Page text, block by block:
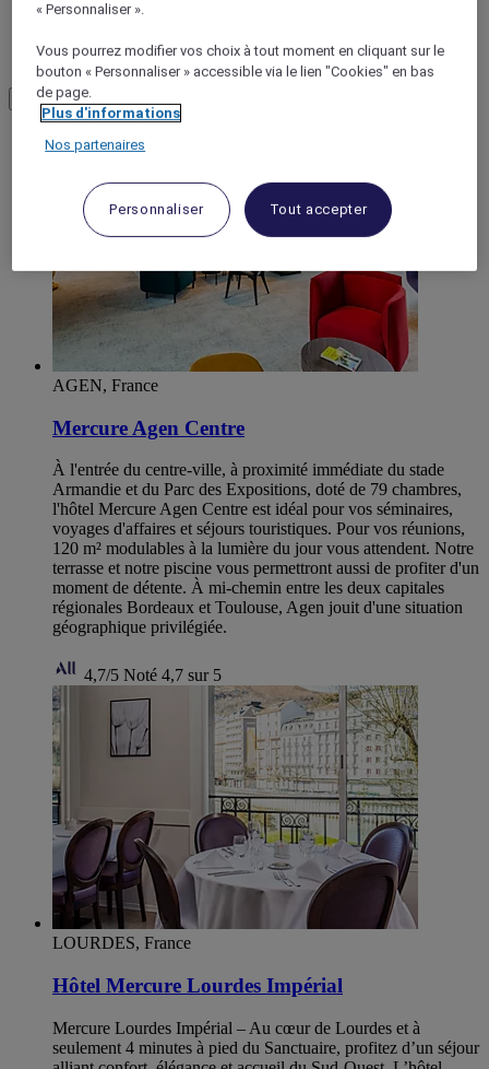
Load More Voir plus d'articles
AGEN, France
Mercure Agen Centre
À l'entrée du centre-ville, à proximité immédiate du stade
Armandie et du Parc des Expositions, doté de 79 chambres,
l'hôtel Mercure Agen Centre est idéal pour vos séminaires,
voyages d'affaires et séjours touristiques. Pour vos réunions,
120 m² modulables à la lumière du jour vous attendent. Notre
terrasse et notre piscine vous permettront aussi de profiter d'un
moment de détente. À mi-chemin entre les deux capitales
régionales Bordeaux et Toulouse, Agen jouit d'une situation
géographique privilégiée.
4,7/5 Noté 4,7 sur 5
LOURDES, France
Hôtel Mercure Lourdes Impérial
Mercure Lourdes Impérial – Au cœur de Lourdes et à
seulement 4 minutes à pied du Sanctuaire, profitez d’un séjour
« Personnaliser ».
Vous pourrez modifier vos choix à tout moment en cliquant sur le
bouton « Personnaliser » accessible via le lien "Cookies" en bas
de page.
Plus d'informations
Nos partenaires
Personnaliser Tout accepter